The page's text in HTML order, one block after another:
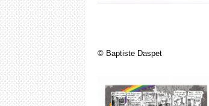
© Baptiste Daspet